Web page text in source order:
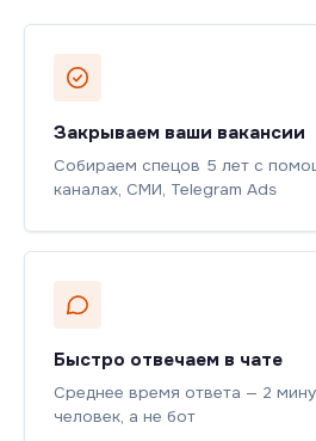
Закрываем ваши вакансии
Собираем спецов 5 лет с
каналах, СМИ, Telegram Ads
Быстро отвечаем в чате
Среднее время ответа — 2
человек, а не бот